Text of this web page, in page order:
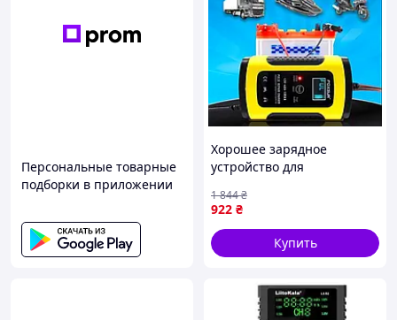
Персональные товарные
подборки в приложении
Хорошее зарядное
устройство для
аккумулятора (12V/ 5-6A),
Зарядка аккумулятора
автомобиля, CQS
922 ₴
1 844₴
Купить